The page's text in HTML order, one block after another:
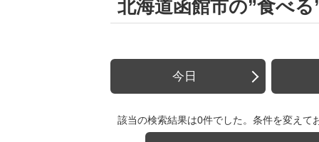
北海道函館市の”食べ
今日
該当の検索結果は0件でした。条件を変えて